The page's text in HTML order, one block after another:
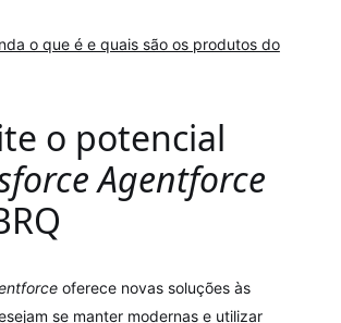
o que é e quais são os produtos do
o potencial
Agentforce
oferece novas soluções às
se manter modernas e utilizar